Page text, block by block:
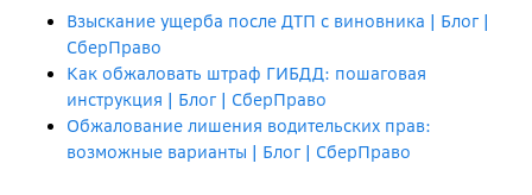
Взыскание ущерба после ДТП с виновника | Блог |
СберПраво
Как обжаловать штраф ГИБДД: пошаговая
инструкция | Блог | СберПраво
Обжалование лишения водительских прав:
возможные варианты | Блог | СберПраво